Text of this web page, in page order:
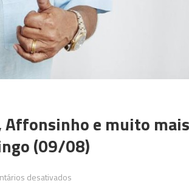
Affonsinho e muito
(09/08)
desativados